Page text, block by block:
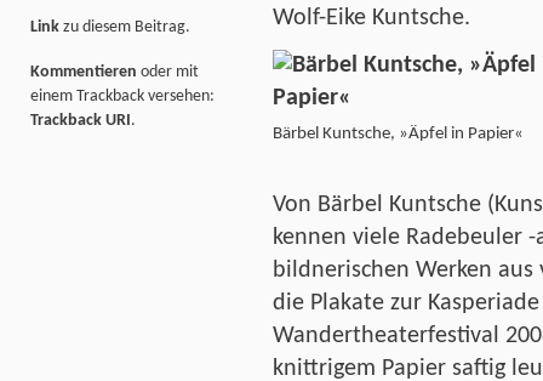
Wolf-Eike Kuntsche.
Bärbel Kuntsche, »Äpfel in Papier«
Von Bärbel Kuntsche
kennen viele Radebeuler
bildnerischen Werken
die Plakate zur
Wandertheaterfestival
knittrigem Papier saftig
Link zu diesem Beitrag.
Kommentieren oder mit
einem Trackback versehen:
Trackback URI.